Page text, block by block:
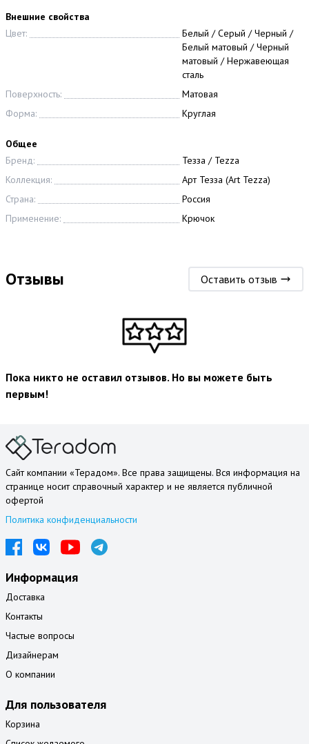
Внешние свойства
Цвет:
Белый / Серый / Черный /
Белый матовый / Черный
матовый / Нержавеющая
сталь
Поверхность:
Матовая
Форма:
Круглая
Общее
Бренд:
Тезза / Tezza
Коллекция:
Арт Тезза (Art Tezza)
Страна:
Россия
Применение:
Крючок
Отзывы Оставить отзыв
Пока никто не оставил отзывов. Но вы можете быть
первым!
Сайт компании «Терадом». Все права защищены. Вся информация на
странице носит справочный характер и не является публичной
офертой
Политика конфиденциальности
Информация
Доставка
Контакты
Частые вопросы
Дизайнерам
О компании
Для пользователя
Корзина